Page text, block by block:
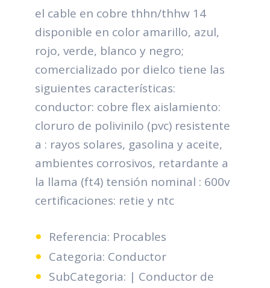
el cable en cobre thhn/thhw 14
disponible en color amarillo, azul,
rojo, verde, blanco y negro;
comercializado por dielco tiene las
siguientes características:
conductor: cobre flex aislamiento:
cloruro de polivinilo (pvc) resistente
a : rayos solares, gasolina y aceite,
ambientes corrosivos, retardante a
la llama (ft4) tensión nominal : 600v
certificaciones: retie y ntc
Referencia: Procables
Categoria: Conductor
SubCategoria: | Conductor de